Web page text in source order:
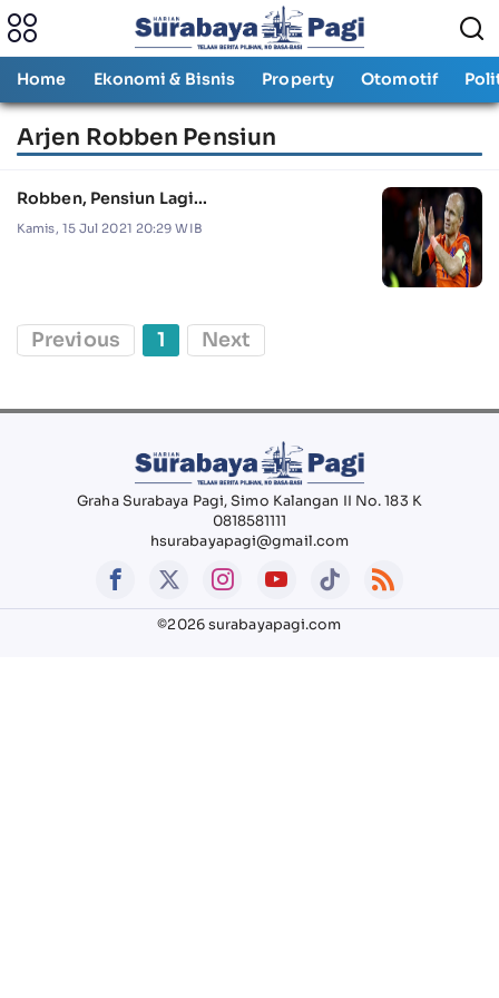
Home Ekonomi & Bisnis Property Otomotif
Arjen Robben Pensiun
Robben, Pensiun Lagi...
Kamis, 15 Jul 2021 20:29 WIB
Previous 1 Next
Graha Surabaya Pagi, Simo Kalangan II No. 183 K
0818581111
hsurabayapagi@gmail.com
©2026 surabayapagi.com